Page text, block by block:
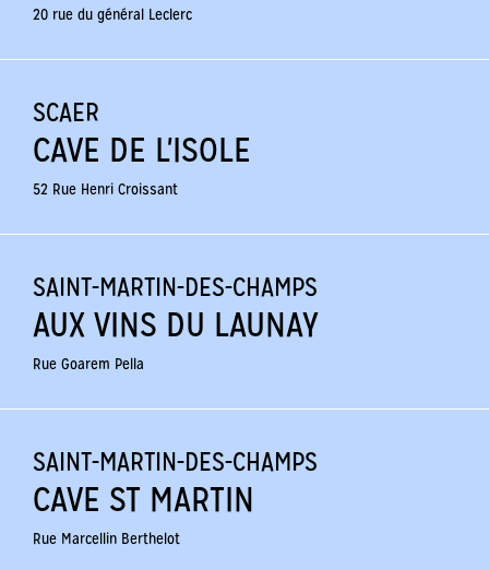
20 rue du général Leclerc
SCAER
CAVE DE L'ISOLE
52 Rue Henri Croissant
SAINT-MARTIN-DES-CHAMPS
AUX VINS DU LAUNAY
Rue Goarem Pella
SAINT-MARTIN-DES-CHAMPS
CAVE ST MARTIN
Rue Marcellin Berthelot